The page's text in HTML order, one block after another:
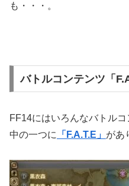
も・・・。
バトルコンテンツ「
FF14にはいろんなバトル
中の一つに
「F.A.T.E」 があ